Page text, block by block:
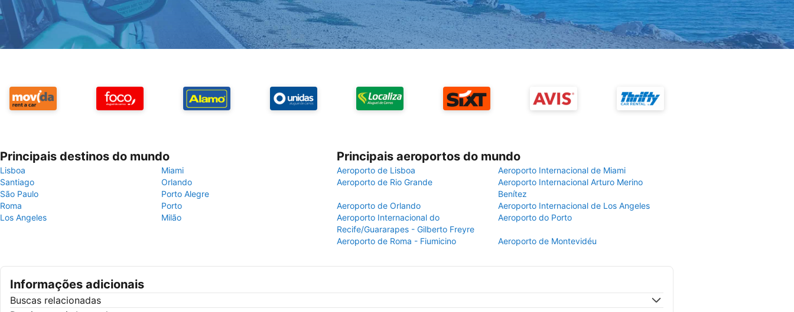
Principais destinos do mundo
Lisboa
Miami
Santiago
Orlando
São Paulo
Porto Alegre
Roma
Porto
Los Angeles
Milão
Principais aeroportos do mundo
Aeroporto de Lisboa
Aeroporto Internacional de Miami
Aeroporto de Rio Grande
Aeroporto Internacional Arturo Merino
Benítez
Aeroporto de Orlando
Aeroporto Internacional de Los Angeles
Aeroporto Internacional do
Recife/Guararapes - Gilberto Freyre
Aeroporto do Porto
Aeroporto de Roma - Fiumicino Aeroporto de Montevidéu
Informações adicionais
Buscas relacionadas